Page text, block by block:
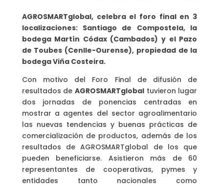
AGROSMARTglobal, celebra el foro final en 3
localizaciones: Santiago de Compostela, la
bodega Martín Códax (Cambados) y el Pazo
de Toubes (Cenlle-Ourense), propiedad de la
bodega Viña Costeira.
Con motivo del Foro Final de difusión de
resultados de AGROSMARTglobal tuvieron lugar
dos jornadas de ponencias centradas en
mostrar a agentes del sector agroalimentario
las nuevas tendencias y buenas prácticas de
comercialización de productos, además de los
resultados de AGROSMARTglobal de los que
pueden beneficiarse. Asistieron más de 60
representantes de cooperativas, pymes y
entidades tanto nacionales como